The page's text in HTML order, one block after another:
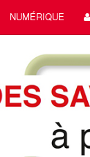
NUMÉRIQUE